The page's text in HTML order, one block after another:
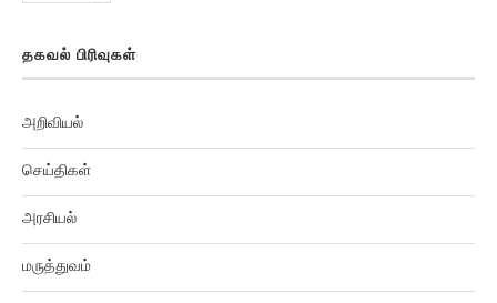
தகவல் பிரிவுகள்
அறிவியல்
செய்திகள்
அரசியல்
மருத்துவம்